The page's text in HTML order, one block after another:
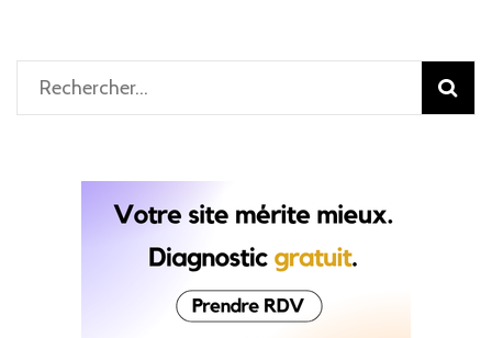
Rechercher :